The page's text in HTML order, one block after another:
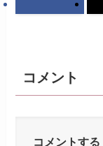
コメント
コメントする